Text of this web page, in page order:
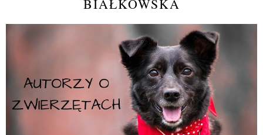
BIAŁKOWSKA